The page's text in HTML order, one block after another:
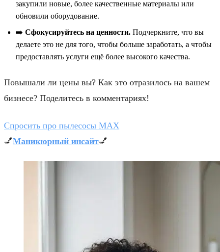
закупили новые, более качественные материалы или
обновили оборудование.
➡️ Сфокусируйтесь на ценности. Подчеркните, что вы
делаете это не для того, чтобы больше заработать, а чтобы
предоставлять услуги ещё более высокого качества.
Повышали ли цены вы? Как это отразилось на вашем
бизнесе? Поделитесь в комментариях!
Спросить про пылесосы MAX
💅Маникюрный инсайт💅